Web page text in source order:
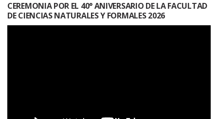
CEREMONIA POR EL 40° ANIVERSARIO DE LA FACULTAD
DE CIENCIAS NATURALES Y FORMALES 2026